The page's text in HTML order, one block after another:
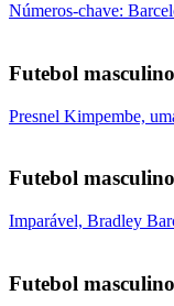
Números-chave:
Futebol masculino
Presnel Kimpembe,
Futebol masculino
Imparável, Bradley
Futebol masculino